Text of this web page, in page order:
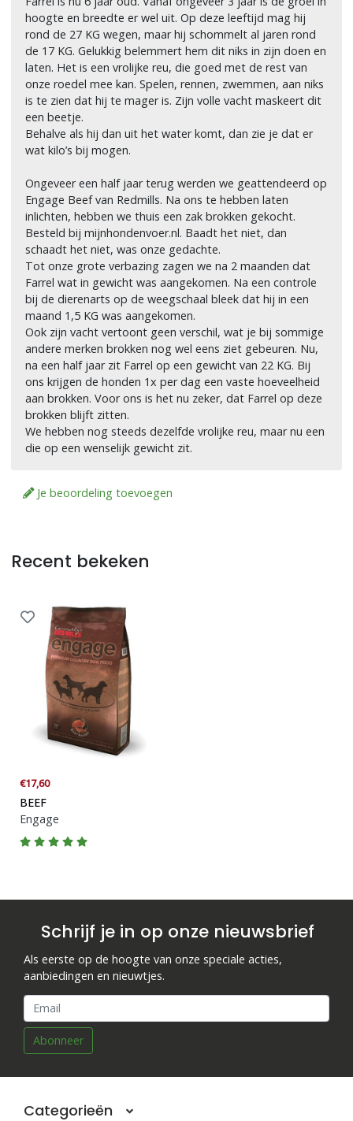
hoogte en breedte er wel uit. Op deze leeftijd mag hij
rond de 27 KG wegen, maar hij schommelt al jaren rond
de 17 KG. Gelukkig belemmert hem dit niks in zijn doen en
laten. Het is een vrolijke reu, die goed met de rest van
onze roedel mee kan. Spelen, rennen, zwemmen, aan niks
is te zien dat hij te mager is. Zijn volle vacht maskeert dit
een beetje.
Behalve als hij dan uit het water komt, dan zie je dat er
wat kilo’s bij mogen.
Ongeveer een half jaar terug werden we geattendeerd op
Engage Beef van Redmills. Na ons te hebben laten
inlichten, hebben we thuis een zak brokken gekocht.
Besteld bij mijnhondenvoer.nl. Baadt het niet, dan
schaadt het niet, was onze gedachte.
Tot onze grote verbazing zagen we na 2 maanden dat
Farrel wat in gewicht was aangekomen. Na een controle
bij de dierenarts op de weegschaal bleek dat hij in een
maand 1,5 KG was aangekomen.
Ook zijn vacht vertoont geen verschil, wat je bij sommige
andere merken brokken nog wel eens ziet gebeuren. Nu,
na een half jaar zit Farrel op een gewicht van 22 KG. Bij
ons krijgen de honden 1x per dag een vaste hoeveelheid
aan brokken. Voor ons is het nu zeker, dat Farrel op deze
brokken blijft zitten.
We hebben nog steeds dezelfde vrolijke reu, maar nu een
die op een wenselijk gewicht zit.
Je beoordeling toevoegen
Recent bekeken
€17,60
BEEF
Engage
Schrijf je in op onze nieuwsbrief
Als eerste op de hoogte van onze speciale acties,
aanbiedingen en nieuwtjes.
Abonneer
Categorieën